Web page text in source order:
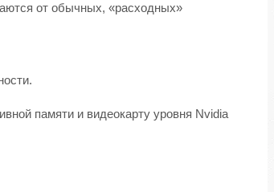
от обычных, «расходных»
памяти и видеокарту уровня Nvidia